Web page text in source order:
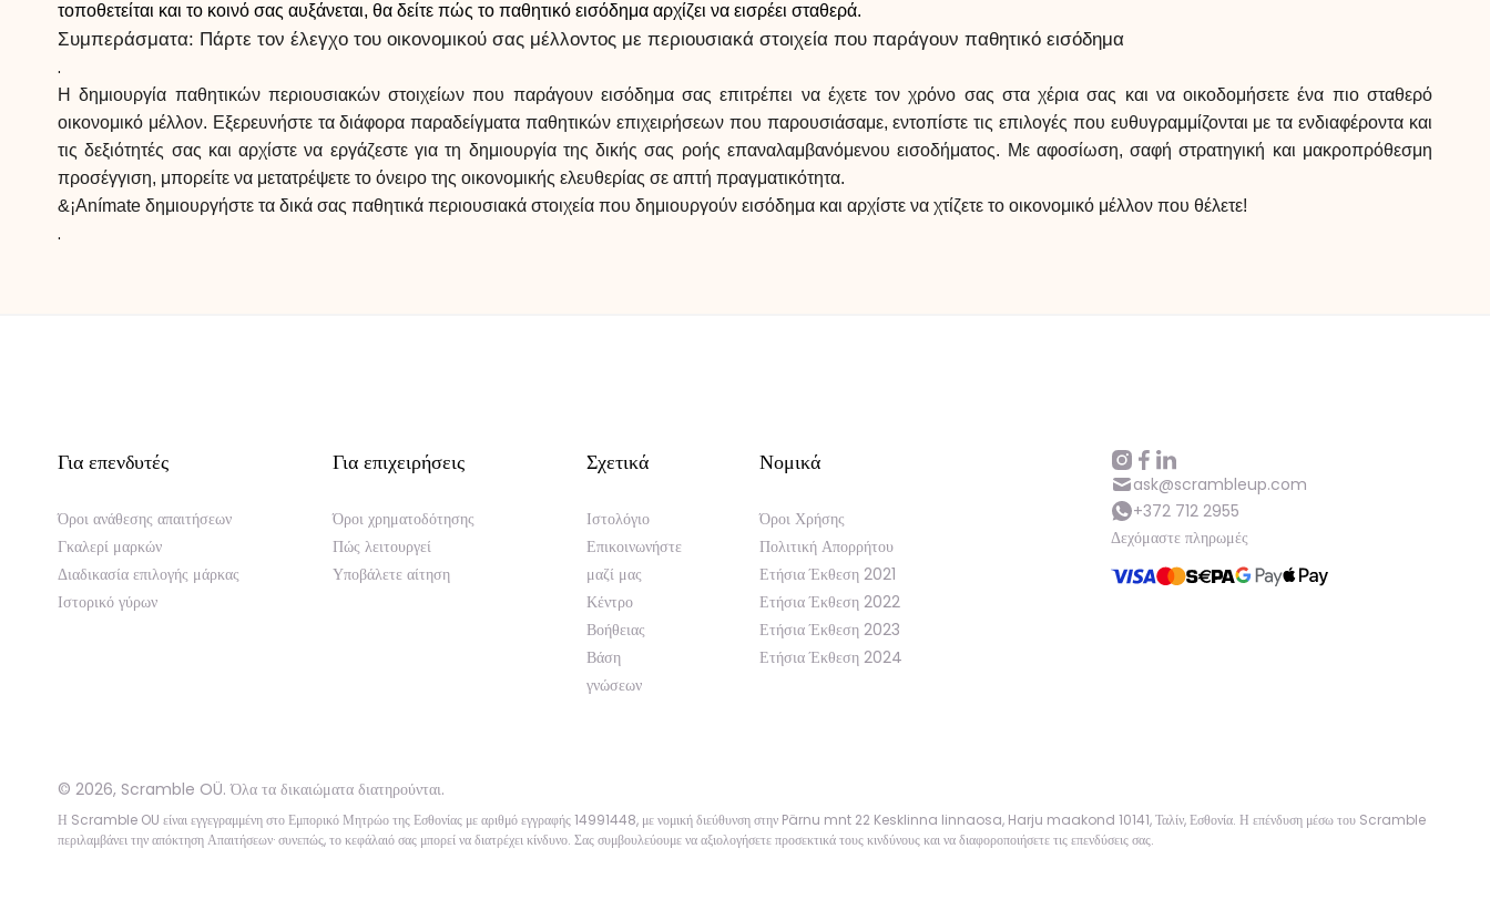
τοποθετείται και το κοινό σας αυξάνεται, θα δείτε πώς το παθητικό εισόδημα αρχίζει να εισρέει σταθερά.
Συμπεράσματα: Πάρτε τον έλεγχο του οικονομικού σας μέλλοντος με περιουσιακά στοιχεία που παράγουν παθητικό εισόδημα
.
Η δημιουργία παθητικών περιουσιακών στοιχείων που παράγουν εισόδημα σας επιτρέπει να έχετε τον χρόνο σας στα χέρια σας και να οικοδομήσετε ένα πιο σταθερό
οικονομικό μέλλον. Εξερευνήστε τα διάφορα παραδείγματα παθητικών επιχειρήσεων που παρουσιάσαμε, εντοπίστε τις επιλογές που ευθυγραμμίζονται με τα ενδιαφέροντα και
τις δεξιότητές σας και αρχίστε να εργάζεστε για τη δημιουργία της δικής σας ροής επαναλαμβανόμενου εισοδήματος. Με αφοσίωση, σαφή στρατηγική και μακροπρόθεσμη
προσέγγιση, μπορείτε να μετατρέψετε το όνειρο της οικονομικής ελευθερίας σε απτή πραγματικότητα.
&¡Anímate δημιουργήστε τα δικά σας παθητικά περιουσιακά στοιχεία που δημιουργούν εισόδημα και αρχίστε να χτίζετε το οικονομικό μέλλον που θέλετε!
.
Για επενδυτές
Όροι ανάθεσης απαιτήσεων
Γκαλερί μαρκών
Διαδικασία επιλογής μάρκας
Ιστορικό γύρων
Για επιχειρήσεις
Όροι χρηματοδότησης
Πώς λειτουργεί
Υποβάλετε αίτηση
Σχετικά
Ιστολόγιο
Επικοινωνήστε
μαζί μας
Κέντρο
Βοήθειας
Βάση
γνώσεων
Νομικά
Όροι Χρήσης
Πολιτική Απορρήτου
Ετήσια Έκθεση 2021
Ετήσια Έκθεση 2022
Ετήσια Έκθεση 2023
Ετήσια Έκθεση 2024
ask@scrambleup.com
+372 712 2955
Δεχόμαστε πληρωμές
© 2026, Scramble OÜ. Όλα τα δικαιώματα διατηρούνται.
Η Scramble OU είναι εγγεγραμμένη στο Εμπορικό Μητρώο της Εσθονίας με αριθμό εγγραφής 14991448, με νομική διεύθυνση στην Pärnu mnt 22 Kesklinna linnaosa, Harju maakond 10141, Ταλίν, Εσθονία. Η επένδυση μέσω του Scramble
περιλαμβάνει την απόκτηση Απαιτήσεων· συνεπώς, το κεφάλαιό σας μπορεί να διατρέχει κίνδυνο. Σας συμβουλεύουμε να αξιολογήσετε προσεκτικά τους κινδύνους και να διαφοροποιήσετε τις επενδύσεις σας.